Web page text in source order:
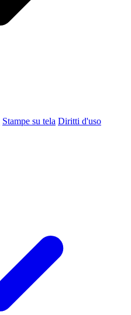
Stampe su tela Diritti d'uso